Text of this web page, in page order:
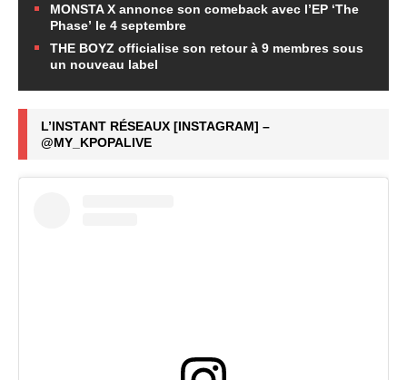
MONSTA X annonce son comeback avec l’EP ‘The
Phase’ le 4 septembre
THE BOYZ officialise son retour à 9 membres sous
un nouveau label
L’INSTANT RÉSEAUX [INSTAGRAM] –
@MY_KPOPALIVE